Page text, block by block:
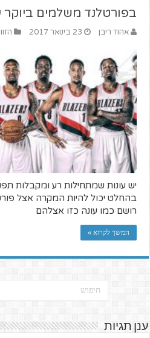
בפורטלנד משלמים ביוקר
אהוד ריבן 23 בינואר 2017
יש עונות שמתחילות רע ומקבלות
בהחלט יכול להיות המקרה אצל
רושם כמו עונה כזו אצלהם
המשך לקרוא »
ענן תגיות